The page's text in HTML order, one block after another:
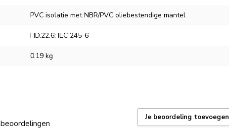
PVC isolatie met NBR/PVC oliebestendige mantel
HD.22.6; IEC 245-6
0.19 kg
beoordelingen
Je beoordeling toevoegen